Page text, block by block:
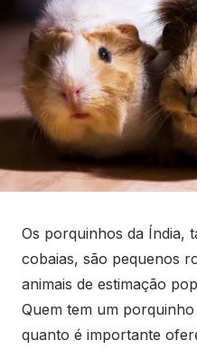
Os porquinhos da Índia,
cobaias, são pequenos
animais de estimação
Quem tem um
quanto é importante